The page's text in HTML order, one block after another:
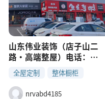
山东伟业装饰（店子山二
路・高端整屋）电话：
0532-88517777地址：店子
山二路 139 号（5000㎡大家
居体验馆）主营：欧派全屋
全屋定制
整体橱柜
酒柜
nrvabd4185